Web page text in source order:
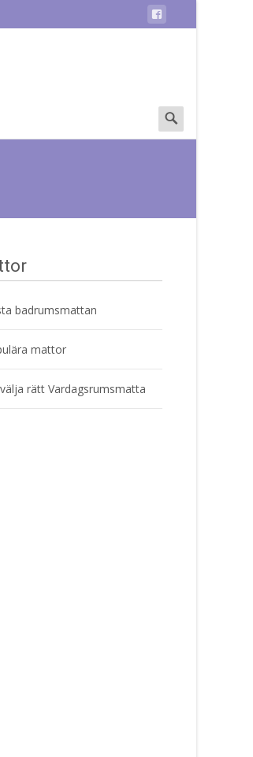
Search
for:
badrumsmattan
mattor
rätt Vardagsrumsmatta